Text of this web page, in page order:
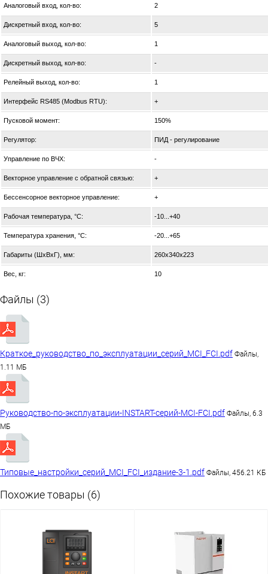
Аналоговый вход, кол-во: 2
Дискретный вход, кол-во: 5
Аналоговый выход, кол-во: 1
Дискретный выход, кол-во: -
Релейный выход, кол-во: 1
Интерфейс RS485 (Modbus RTU): +
Пусковой момент: 150%
Регулятор: ПИД - регулирование
Управление по ВЧХ: -
Векторное управление с обратной связью: +
Бессенсорное векторное управление: +
Рабочая температура, °С: -10...+40
Температура хранения, °С: -20...+65
Габариты (ШхВхГ), мм: 260х340х223
Вес, кг: 10
Файлы (3)
Краткое_руководство_по_эксплуатации_серий_MCI_FCI.pdf Файлы,
1.11 МБ
Руководство-по-эксплуатации-INSTART-серий-MCI-FCI.pdf Файлы, 6.3
МБ
Типовые_настройки_серий_MCI_FCI_издание-3-1.pdf Файлы, 456.21 КБ
Похожие товары (6)